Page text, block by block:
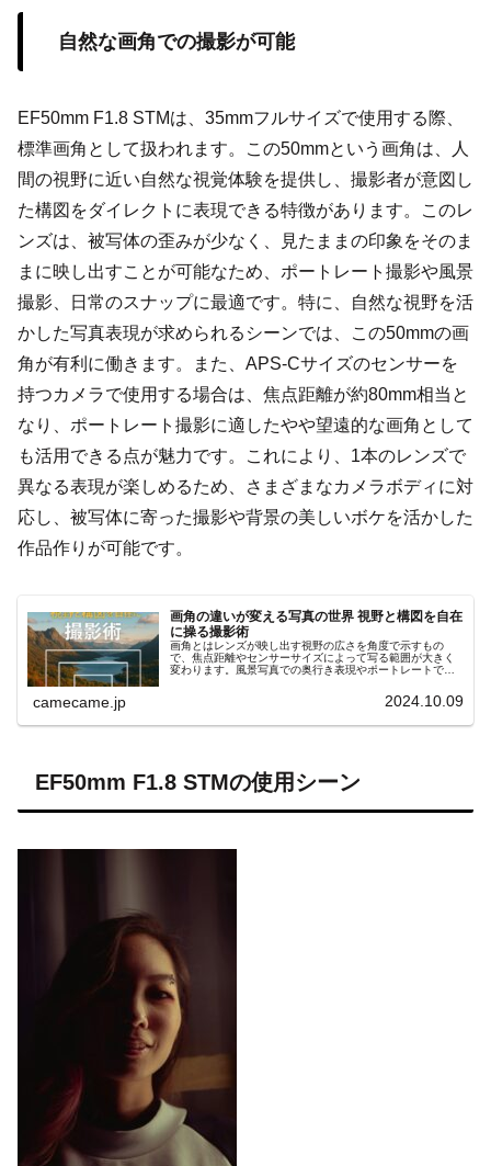
自然な画角での撮影が可能
EF50mm F1.8 STMは、35mmフルサイズで使用する際、
標準画角として扱われます。この50mmという画角は、人
間の視野に近い自然な視覚体験を提供し、撮影者が意図し
た構図をダイレクトに表現できる特徴があります。このレ
ンズは、被写体の歪みが少なく、見たままの印象をそのま
まに映し出すことが可能なため、ポートレート撮影や風景
撮影、日常のスナップに最適です。特に、自然な視野を活
かした写真表現が求められるシーンでは、この50mmの画
角が有利に働きます。また、APS-Cサイズのセンサーを
持つカメラで使用する場合は、焦点距離が約80mm相当と
なり、ポートレート撮影に適したやや望遠的な画角として
も活用できる点が魅力です。これにより、1本のレンズで
異なる表現が楽しめるため、さまざまなカメラボディに対
応し、被写体に寄った撮影や背景の美しいボケを活かした
作品作りが可能です。
画角の違いが変える写真の世界 視野と構図を自在
に操る撮影術
画角とはレンズが映し出す視野の広さを角度で示すもの
で、焦点距離やセンサーサイズによって写る範囲が大きく
変わります。風景写真での奥行き表現やポートレートでの
camecame.jp 2024.10.09
EF50mm F1.8 STMの使用シーン